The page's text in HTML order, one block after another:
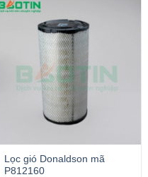
Lọc gió Donaldson mã
P812160